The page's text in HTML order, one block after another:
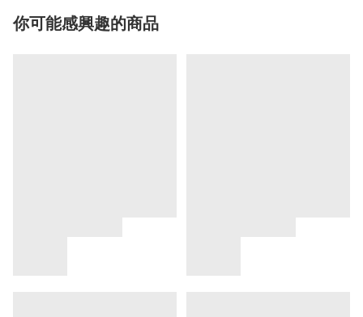
你可能感興趣的商品